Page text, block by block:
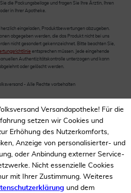
die Packungsbeilage und fragen Sie Ihre Ärztin, Ihren
in Ihrer Apotheke.
eingeladen, Produktbewertungen abzugeben.
abgegeben werden, die das Produkt nicht bei uns
nicht gesondert gekennzeichnet. Bitte beachten Sie,
entsprechen müssen. Jede eingehende
Authentizitätskontrolle unterzogen und kann
oder gelöscht werden.
- Alle Rechte vorbehalten
Versandapotheke! Für die
setzen wir Cookies und
Erhöhung des Nutzerkomforts,
Anzeige von personalisierter- und
oder Anbindung externer Service-
Nicht essenzielle Cookies
mit Ihrer Zustimmung. Weiteres
und dem